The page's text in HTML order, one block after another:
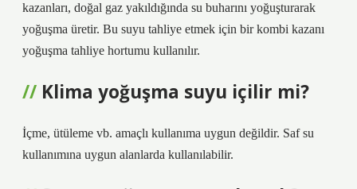
kazanları, doğal gaz yakıldığında su buharını yoğuşturarak
yoğuşma üretir. Bu suyu tahliye etmek için bir kombi kazanı
yoğuşma tahliye hortumu kullanılır.
Klima yoğuşma suyu içilir mi?
İçme, ütüleme vb. amaçlı kullanıma uygun değildir. Saf su
kullanımına uygun alanlarda kullanılabilir.